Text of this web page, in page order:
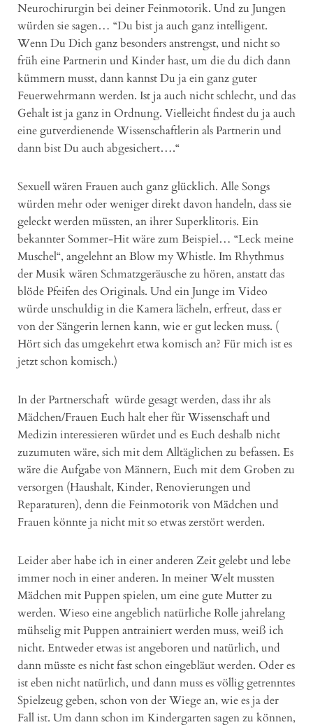
Neurochirurgin bei deiner Feinmotorik. Und zu Jungen
würden sie sagen… “Du bist ja auch ganz intelligent.
Wenn Du Dich ganz besonders anstrengst, und nicht so
früh eine Partnerin und Kinder hast, um die du dich dann
kümmern musst, dann kannst Du ja ein ganz guter
Feuerwehrmann werden. Ist ja auch nicht schlecht, und das
Gehalt ist ja ganz in Ordnung. Vielleicht findest du ja auch
eine gutverdienende Wissenschaftlerin als Partnerin und
dann bist Du auch abgesichert….“
Sexuell wären Frauen auch ganz glücklich. Alle Songs
würden mehr oder weniger direkt davon handeln, dass sie
geleckt werden müssten, an ihrer Superklitoris. Ein
bekannter Sommer-Hit wäre zum Beispiel… “Leck meine
Muschel“, angelehnt an Blow my Whistle. Im Rhythmus
der Musik wären Schmatzgeräusche zu hören, anstatt das
blöde Pfeifen des Originals. Und ein Junge im Video
würde unschuldig in die Kamera lächeln, erfreut, dass er
von der Sängerin lernen kann, wie er gut lecken muss. (
Hört sich das umgekehrt etwa komisch an? Für mich ist es
jetzt schon komisch.)
In der Partnerschaft würde gesagt werden, dass ihr als
Mädchen/Frauen Euch halt eher für Wissenschaft und
Medizin interessieren würdet und es Euch deshalb nicht
zuzumuten wäre, sich mit dem Alltäglichen zu befassen. Es
wäre die Aufgabe von Männern, Euch mit dem Groben zu
versorgen (Haushalt, Kinder, Renovierungen und
Reparaturen), denn die Feinmotorik von Mädchen und
Frauen könnte ja nicht mit so etwas zerstört werden.
Leider aber habe ich in einer anderen Zeit gelebt und lebe
immer noch in einer anderen. In meiner Welt mussten
Mädchen mit Puppen spielen, um eine gute Mutter zu
werden. Wieso eine angeblich natürliche Rolle jahrelang
mühselig mit Puppen antrainiert werden muss, weiß ich
nicht. Entweder etwas ist angeboren und natürlich, und
dann müsste es nicht fast schon eingebläut werden. Oder es
ist eben nicht natürlich, und dann muss es völlig getrenntes
Spielzeug geben, schon von der Wiege an, wie es ja der
Fall ist. Um dann schon im Kindergarten sagen zu können,